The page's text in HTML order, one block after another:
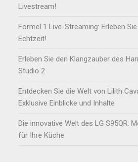
Livestream!
Formel 1 Live-Streaming: Erleben
Echtzeit!
Erleben Sie den Klangzauber des
Studio 2
Entdecken Sie die Welt von Lilith
Exklusive Einblicke und Inhalte
Die innovative Welt des LG S95QR:
für Ihre Küche